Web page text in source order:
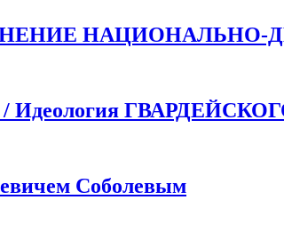
НАЦИОНАЛЬНО-
Соболевым